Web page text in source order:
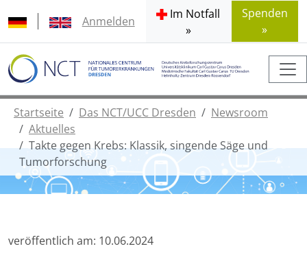
Anmelden
Im Notfall
»
Spenden
»
Startseite Das NCT/UCC Dresden
Newsroom
Aktuelles
Takte gegen Krebs: Klassik, singende Säge und
Tumorforschung
veröffentlich am: 10.06.2024